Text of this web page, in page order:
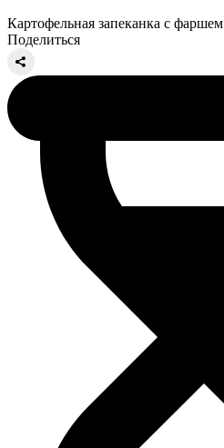
Картофельная запеканка с фаршем
Поделиться